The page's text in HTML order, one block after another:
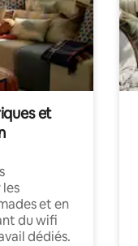
et
et en
du wifi
dédiés.